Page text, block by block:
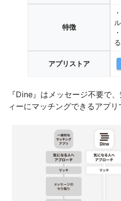
特徴
アプリストア
『Dine』はメッセージ不要で
ィーにマッチングできるアプリ